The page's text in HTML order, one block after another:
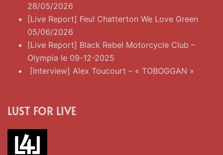
28/05/2026
[Live Report] Feu! Chatterton We Love Green
05/06/2026
[Live Report] Black Rebel Motorcycle Club –
Olympia le 09-12-2025
[Interview] Alex Toucourt – « TOBOGGAN »
LUST FOR LIVE